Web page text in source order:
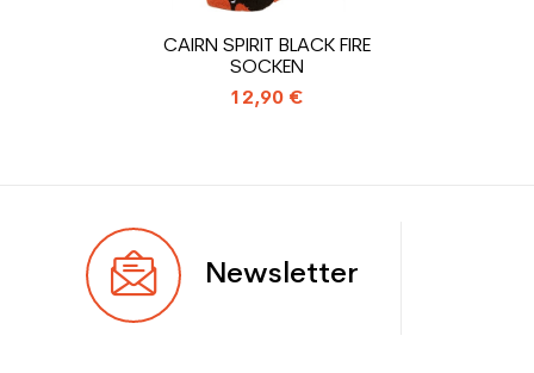
Erwachsene Freizeit
CAIRN SPIRIT BLACK FIRE
SOCKEN
12,90 €
Newsletter